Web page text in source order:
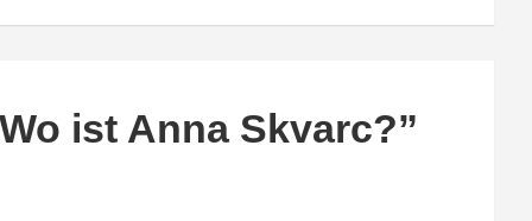
ist Anna Skvarc?”